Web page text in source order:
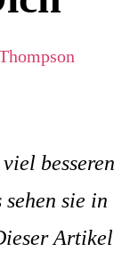
besseren
sehen sie in
Artikel